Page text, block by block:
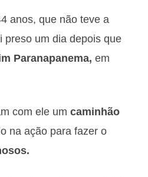
anos, que não teve a
preso um dia depois que
Paranapanema, em
com ele um caminhão
na ação para fazer o